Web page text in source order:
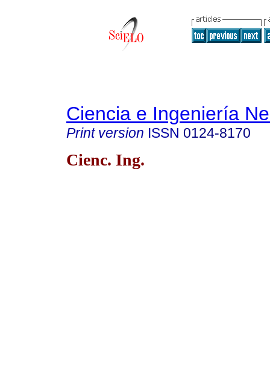
Ciencia e Ingeniería
Print version ISSN 0124-8170
Cienc. Ing.